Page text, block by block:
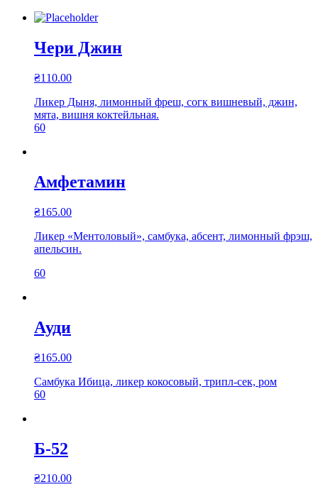
Чери Джин
₴110.00
Ликер Дыня, лимонный фреш, согк вишневый, джин,
мята, вишня коктейльная.
60
Амфетамин
₴165.00
Ликер «Ментоловый», самбука, абсент, лимонный фрэш,
апельсин.
60
Ауди
₴165.00
Самбука Ибица, ликер кокосовый, трипл-сек, ром
60
Б-52
₴210.00